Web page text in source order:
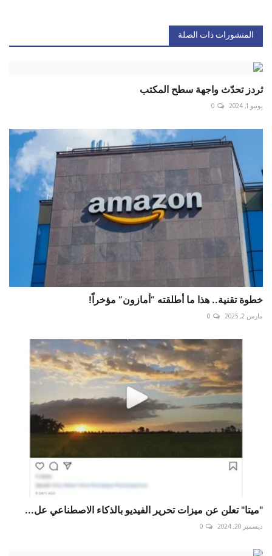
المنشورات ذات الصلة
ثردز تحدّث واجهة سطح المكتب
يونيو 1, 2024 0
مارس 2, 2025 0
"ميتا" تعلن عن ميزات تحرير الفيديو بالذكاء الاصطناعي عل...
ديسمبر 20, 2024 0